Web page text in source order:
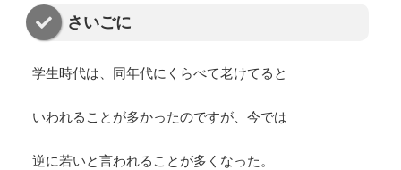
さいごに
学生時代は、同年代にくらべて老けてると
いわれることが多かったのですが、今では
逆に若いと言われることが多くなった。